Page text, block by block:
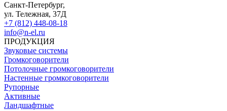
Санкт-Петербург,
ул. Тележная, 37Д
+7 (812) 448-08-18
info@n-el.ru
ПРОДУКЦИЯ
Звуковые системы
Громкоговорители
Потолочные громкоговорители
Настенные громкоговорители
Рупорные
Активные
Ландшафтные